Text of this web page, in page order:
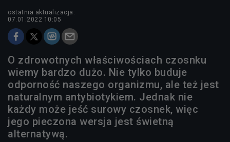
ostatnia aktualizacja:
07.01.2022 10:05
O zdrowotnych właściwościach czosnku
wiemy bardzo dużo. Nie tylko buduje
odporność naszego organizmu, ale też jest
naturalnym antybiotykiem. Jednak nie
każdy może jeść surowy czosnek, więc
jego pieczona wersja jest świetną
alternatywą.